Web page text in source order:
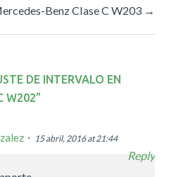
Benz Clase C W203 →
DE INTERVALO EN
W202”
15 abril, 2016 at 21:44
Reply